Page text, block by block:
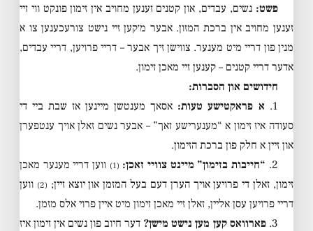
פשט: נשים, עבדים, און קטנים זענען מחויב אין זימון פונקט ווי זיי
זענען מחויב אין ברכת המזון. אבער מ׳קען זיי נישט צורעכענען צו א
מנין פון דריי מיט מענער. צווישן זיך אבער – דריי פרויען, דריי עבדים,
אדער דריי קטנים – קענען זיי מאכן זימון.
חידושים און הסברות:
1.
א פראקטישע טעות: אסאך מענטשן מיינען אז שבת ביי די
סעודה איז זימון א “מענערישע זאך” – אבער נשים זאלן אויך ענטפערן
און זיין א חלק פון ברכת הזימון.
2. “חייבות בזימון” מיינט צוויי זאכן: (1)
ווען דריי מענער מאכן
זימון, זאלן די פרויען אויך הערן דעם בעל המזמן און יוצא זיין; (2)
ווען
דריי פרויען עסן אליין, זאלן זיי מאכן זימון מיט איין פרוי אלס מזמן.
3. פארוואס קען מען נישט מישן? דער חיוב פון נשים אין זימון איז